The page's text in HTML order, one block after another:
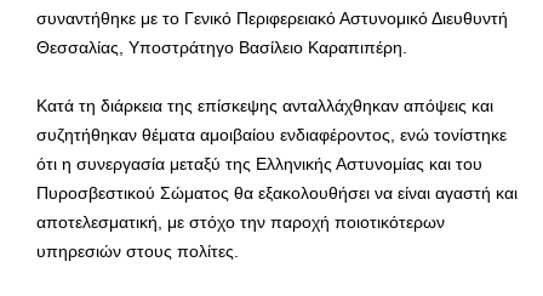
συναντήθηκε με το Γενικό Περιφερειακό Αστυνομικό Διευθυντή
Θεσσαλίας, Υποστράτηγο Βασίλειο Καραπιπέρη.
Κατά τη διάρκεια της επίσκεψης ανταλλάχθηκαν απόψεις και
συζητήθηκαν θέματα αμοιβαίου ενδιαφέροντος, ενώ τονίστηκε
ότι η συνεργασία μεταξύ της Ελληνικής Αστυνομίας και του
Πυροσβεστικού Σώματος θα εξακολουθήσει να είναι αγαστή και
αποτελεσματική, με στόχο την παροχή ποιοτικότερων
υπηρεσιών στους πολίτες.